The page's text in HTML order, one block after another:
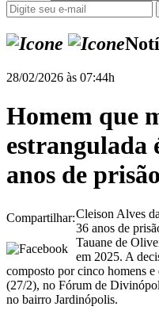
28/02/2026 às 07:44h
Homem que
estrangulada
anos de prisão
Compartilhar:Cleison Alves
36 anos de
Tauane de
em 2025. A
composto por cinco homens e
(27/2), no Fórum de
no bairro Jardinópolis.